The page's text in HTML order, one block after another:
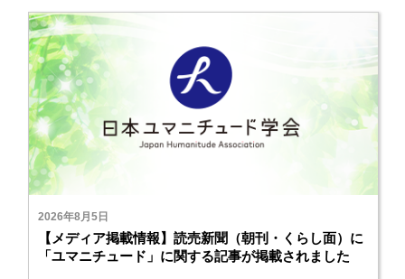
2026年8月5日
【メディア掲載情報】読売新聞（朝刊・くらし面）に
「ユマニチュード」に関する記事が掲載されました